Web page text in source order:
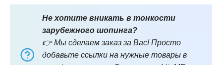
Не хотите вникать в тонкости
зарубежного шопинга?
👉 Мы сделаем заказ за Вас! Просто
добавьте ссылки на нужные товары в